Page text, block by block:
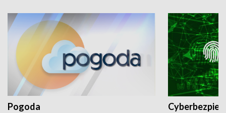
Pogoda